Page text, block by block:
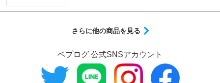
さらに他の商品を見る
ベプログ 公式SNSアカウント